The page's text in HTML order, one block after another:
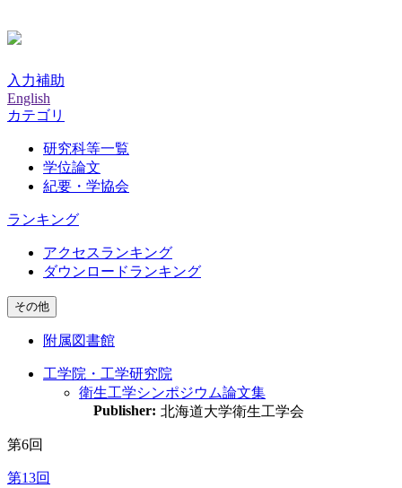
入力補助
English
カテゴリ
研究科等一覧
学位論文
紀要・学協会
ランキング
アクセスランキング
ダウンロードランキング
その他
附属図書館
工学院・工学研究院
衛生工学シンポジウム論文集
Publisher: 北海道大学衛生工学会
第6回
第13回